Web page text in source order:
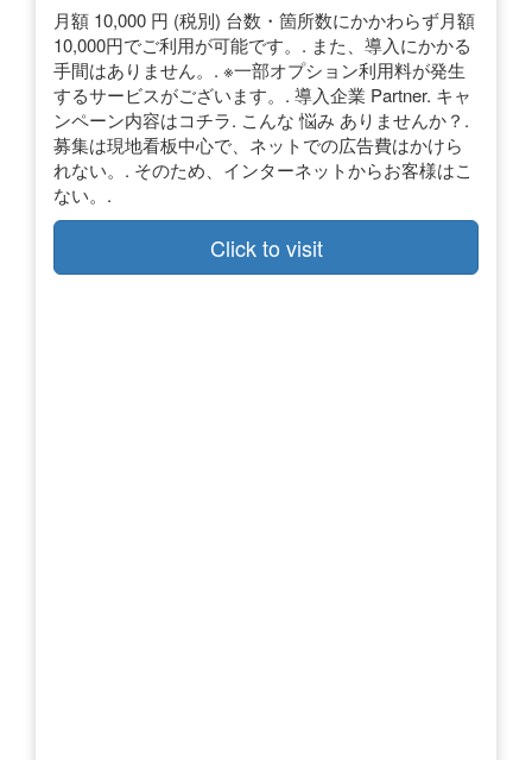
月額 10,000 円 (税別) 台数・箇所数にかかわらず月額
10,000円でご利用が可能です。. また、導入にかかる
手間はありません。. ※一部オプション利用料が発生
するサービスがございます。. 導入企業 Partner. キャ
ンペーン内容はコチラ. こんな 悩み ありませんか？.
募集は現地看板中心で、ネットでの広告費はかけら
れない。. そのため、インターネットからお客様はこ
ない。.
Click to visit